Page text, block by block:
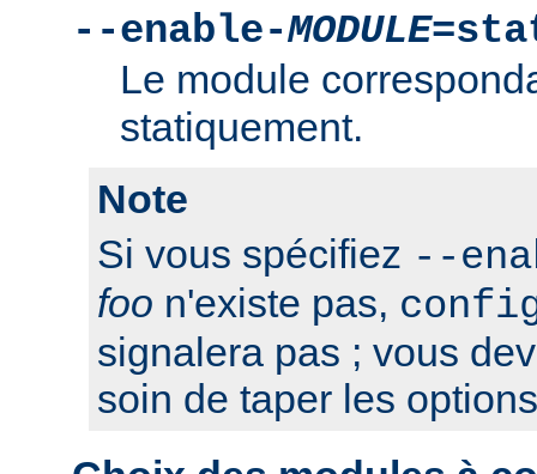
--enable-MODULE
Le module
statiquement.
Note
Si vous spécifiez --
foo n'existe pas,
signalera pas ; vous
soin de taper les